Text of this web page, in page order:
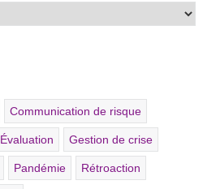
Communication de risque
Évaluation Gestion de crise
Pandémie Rétroaction